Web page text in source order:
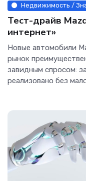
Недвижимость /
Тест-драйв
интернет»
Новые автомобили
рынок
завидным спросом:
реализовано без